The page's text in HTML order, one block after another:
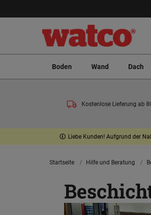
Boden Wand Dach
Kostenlose Lieferung ab
Liebe Kunden! Aufgrund der
Startseite Hilfe und Beratung